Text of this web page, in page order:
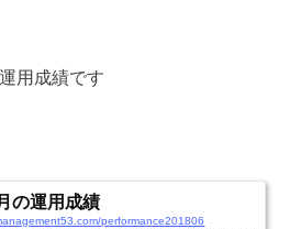
用成績です
の運用成績
performance201806